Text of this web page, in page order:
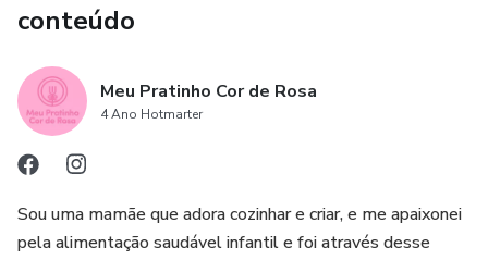
conteúdo
Meu Pratinho Cor de Rosa
4 Ano Hotmarter
Sou uma mamãe que adora cozinhar e criar, e me apaixonei
pela alimentação saudável infantil e foi através desse